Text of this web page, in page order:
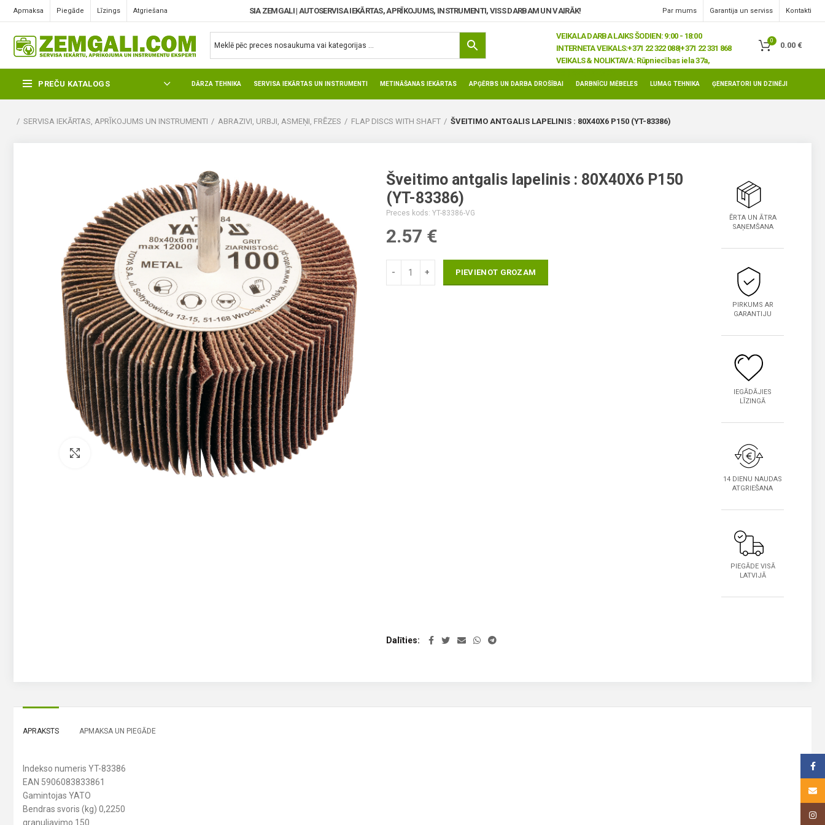
Apmaksa Piegāde Līzings Atgriešana SIA ZEMGALI | AUTOSERVISA IEKĀRTAS, APRĪKOJUMS, INSTRUMENTI, VISS DARBAM UN VAIRĀK! Par mums Garantija un serviss Kontakti
VEIKALA DARBA LAIKS ŠODIEN: 9:00 - 18:00
INTERNETA VEIKALS:+371 22 322 088|+371 22 331 868
VEIKALS & NOLIKTAVA: Rūpniecības iela 37a,
0
0.00 €
PREČU KATALOGS DĀRZA TEHNIKA SERVISA IEKĀRTAS UN INSTRUMENTI METINĀŠANAS IEKĀRTAS APĢĒRBS UN DARBA DROŠĪBAI DARBNĪCU MĒBELES LUMAG TEHNIKA ĢENERATORI UN DZINĒJI
SERVISA IEKĀRTAS, APRĪKOJUMS UN INSTRUMENTI ABRAZIVI, URBJI, ASMEŅI, FRĒZES FLAP DISCS WITH SHAFT ŠVEITIMO ANTGALIS LAPELINIS : 80X40X6 P150 (YT-83386)
Pietuvināt
Šveitimo antgalis lapelinis : 80X40X6 P150
(YT-83386)
Preces kods: YT-83386-VG
2.57 €
PIEVIENOT GROZAM
Dalīties
ĒRTA UN ĀTRA
SAŅEMŠANA
PIRKUMS AR
GARANTIJU
IEGĀDĀJIES
LĪZINGĀ
14 DIENU NAUDAS
ATGRIEŠANA
PIEGĀDE VISĀ
LATVIJĀ
APRAKSTS APMAKSA UN PIEGĀDE
Indekso numeris YT-83386
EAN 5906083833861
Gamintojas YATO
Bendras svoris (kg) 0,2250
granuliavimo 150
Email